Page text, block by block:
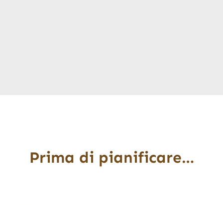
Prima di pianificare…